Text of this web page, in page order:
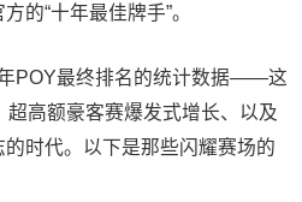
的“十年最佳牌手”。
POY最终排名的统计数据——这
超高额豪客赛爆发式增长、以及
时代。以下是那些闪耀赛场的